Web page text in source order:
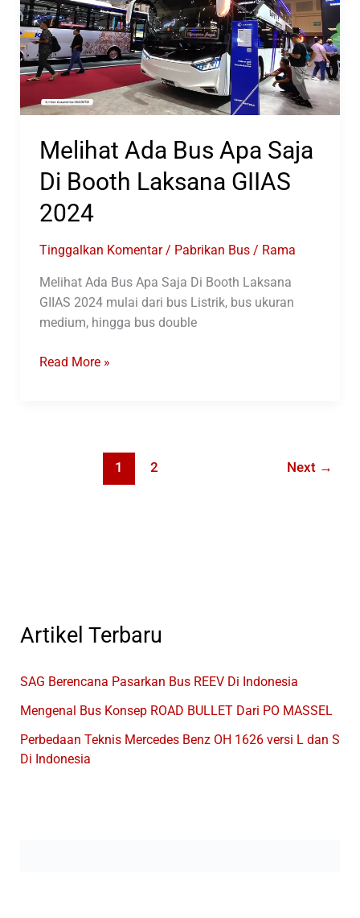
Barat
Melihat Ada Bus Apa Saja
Di Booth Laksana GIIAS
2024
Tinggalkan Komentar / Pabrikan Bus/ Rama
Melihat Ada Bus Apa Saja Di Booth Laksana
GIIAS 2024 mulai dari bus Listrik, bus ukuran
medium, hingga bus double
Melihat
Read More »
1 2 Next →
Artikel Terbaru
SAG Berencana Pasarkan Bus REEV Di Indonesia
Mengenal Bus Konsep ROAD BULLET Dari PO MASSEL
Perbedaan Teknis Mercedes Benz OH 1626 versi L dan S
Di Indonesia